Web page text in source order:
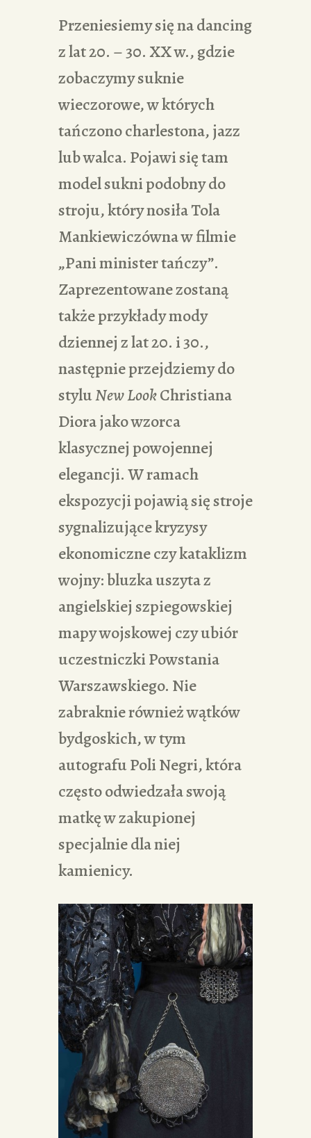
Przeniesiemy się na dancing
z lat 20. – 30. XX w., gdzie
zobaczymy suknie
wieczorowe, w których
tańczono charlestona, jazz
lub walca. Pojawi się tam
model sukni podobny do
stroju, który nosiła Tola
Mankiewiczówna w filmie
„Pani minister tańczy”.
Zaprezentowane zostaną
także przykłady mody
dziennej z lat 20. i 30.,
następnie przejdziemy do
styluNew LookChristiana
Diora jako wzorca
klasycznej powojennej
elegancji. W ramach
ekspozycji pojawią się stroje
sygnalizujące kryzysy
ekonomiczne czy kataklizm
wojny: bluzka uszyta z
angielskiej szpiegowskiej
mapy wojskowej czy ubiór
uczestniczki Powstania
Warszawskiego. Nie
zabraknie również wątków
bydgoskich, w tym
autografu Poli Negri, która
często odwiedzała swoją
matkę w zakupionej
specjalnie dla niej
kamienicy.